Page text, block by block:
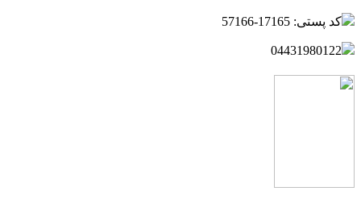
کد پستی: 17165-57166
04431980122